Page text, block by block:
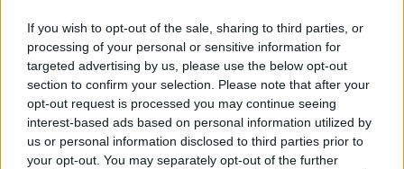
If you wish to opt-out of the sale, sharing to third parties, or
processing of your personal or sensitive information for
targeted advertising by us, please use the below opt-out
section to confirm your selection. Please note that after your
opt-out request is processed you may continue seeing
interest-based ads based on personal information utilized by
us or personal information disclosed to third parties prior to
your opt-out. You may separately opt-out of the further
érettségi 2026
angolérettségi
angol érettségi
nem hivatalos megoldások